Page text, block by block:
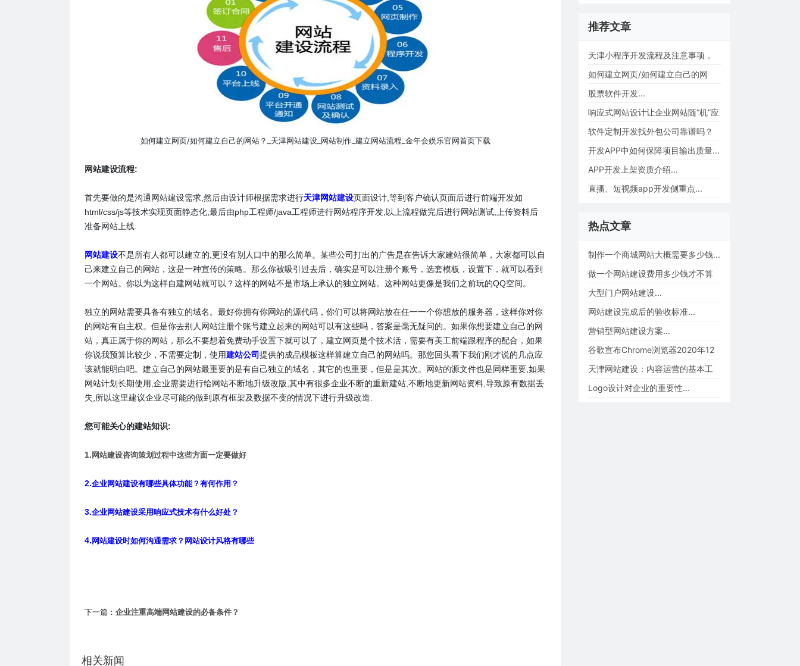
如何建立网页/如何建立自己的网站？_天津网站建设_网站制作_建立网站流程_金年会娱乐官网首页下载
网站建设流程:
首先要做的是沟通网站建设需求,然后由设计师根据需求进行天津网站建设页面设计,等到客户确认页面后进行前端开发如
html/css/js等技术实现页面静态化,最后由php工程师/java工程师进行网站程序开发,以上流程做完后进行网站测试,上传资料后
准备网站上线.
网站建设不是所有人都可以建立的,更没有别人口中的那么简单。某些公司打出的广告是在告诉大家建站很简单，大家都可以自
己来建立自己的网站，这是一种宣传的策略。那么你被吸引过去后，确实是可以注册个账号，选套模板，设置下，就可以看到
一个网站。你以为这样自建网站就可以？这样的网站不是市场上承认的独立网站。这种网站更像是我们之前玩的QQ空间。
独立的网站需要具备有独立的域名。最好你拥有你网站的源代码，你们可以将网站放在任一一个你想放的服务器，这样你对你
的网站有自主权。但是你去别人网站注册个账号建立起来的网站可以有这些吗，答案是毫无疑问的。如果你想要建立自己的网
站，真正属于你的网站，那么不要想着免费动手设置下就可以了，建立网页是个技术活，需要有美工前端跟程序的配合，如果
你说我预算比较少，不需要定制，使用建站公司提供的成品模板这样算建立自己的网站吗。那您回头看下我们刚才说的几点应
该就能明白吧。建立自己的网站最重要的是有自己独立的域名，其它的也重要，但是是其次。网站的源文件也是同样重要,如果
网站计划长期使用,企业需要进行给网站不断地升级改版,其中有很多企业不断的重新建站,不断地更新网站资料,导致原有数据丢
失,所以这里建议企业尽可能的做到原有框架及数据不变的情况下进行升级改造.
您可能关心的建站知识:
1.网站建设咨询策划过程中这些方面一定要做好
2.企业网站建设有哪些具体功能？有何作用？
3.企业网站建设采用响应式技术有什么好处？
4.网站建设时如何沟通需求？网站设计风格有哪些
下一篇： 企业注重高端网站建设的必备条件？
相关新闻
推荐文章
天津小程序开发流程及注意事项，
小程序开发费...
如何建立网页/如何建立自己的网
站？...
股票软件开发...
响应式网站设计让企业网站随“机”应
变...
软件定制开发找外包公司靠谱吗？
怎样避免踩坑...
开发APP中如何保障项目输出质量...
APP开发上架资质介绍...
直播、短视频app开发侧重点...
热点文章
制作一个商城网站大概需要多少钱...
做一个网站建设费用多少钱才不算
被坑、被忽悠...
大型门户网站建设...
网站建设完成后的验收标准...
营销型网站建设方案...
谷歌宣布Chrome浏览器2020年12
月起不再支持flash p...
天津网站建设：内容运营的基本工
作...
Logo设计对企业的重要性...